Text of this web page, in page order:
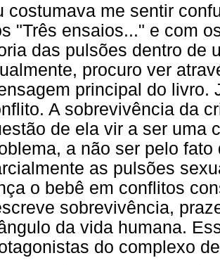
costumava me sentir
"Três ensaios..." e com
das pulsões dentro de
procuro ver
principal do livro.
A sobrevivência da
de ela vir a ser uma
a não ser pelo
as pulsões
o bebê em conflitos
sobrevivência,
da vida humana.
do complexo